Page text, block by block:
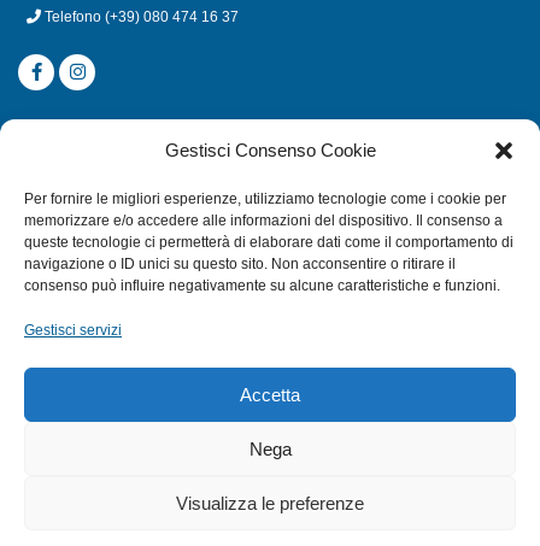
Gestisci Consenso Cookie
Per fornire le migliori esperienze, utilizziamo tecnologie come i cookie per
memorizzare e/o accedere alle informazioni del dispositivo. Il consenso a
queste tecnologie ci permetterà di elaborare dati come il comportamento di
navigazione o ID unici su questo sito. Non acconsentire o ritirare il
consenso può influire negativamente su alcune caratteristiche e funzioni.
Gestisci servizi
Accetta
Nega
Visualizza le preferenze
Telefono (+39) 080 474 16 37
CATEGORIE
MULINELLI
CANNE
ACCESSORI NAUTICI
TERMINI E CONDIZIONI